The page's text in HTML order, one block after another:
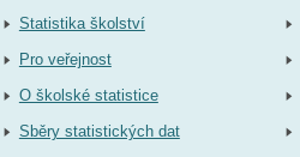
Statistika školství
Pro veřejnost
O školské statistice
Sběry statistických dat